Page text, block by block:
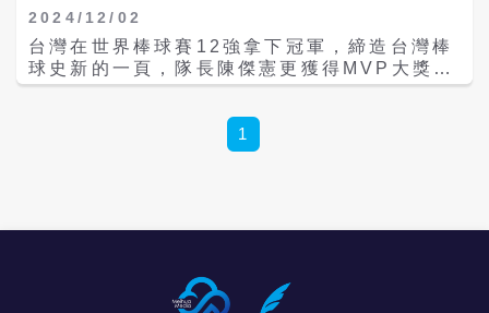
「很貼切？然後還一直笑，瘋了」。 影片被瘋
傳後，陳傑憲昨晚間急滅火，在社群平台IG發
聲道歉，表示對於這段影片造成觀感不好，感
到很抱歉，他說，當下沒想太多，只想著有聽
太或任何一位女性不尊重，因為一直以來都非
常感激每個成員對家庭的貢獻，特別是球員的
識到問題後，馬上打電話跟太太綺綺道歉，
非常強大；即使本意並非如此，還是會有人被
影響或覺得受傷，這些話就是不該被說出
2024/12/02
台灣在世界棒球賽12強拿下冠軍，締造台灣棒
球史新的一頁，隊長陳傑憲更獲得MVP大獎，
一夜之間人氣翻漲。他接受鄭弘儀專訪，表示
「運動員的黃金時期其實很短，即使在國外撞
破頭，我還是想出去闖。」陳傑憲說自己在日
儀表示，冠軍台日大戰當天，他與朋友在餐廳
邊用餐邊看球，「獲勝的那一刻看著球員落
1